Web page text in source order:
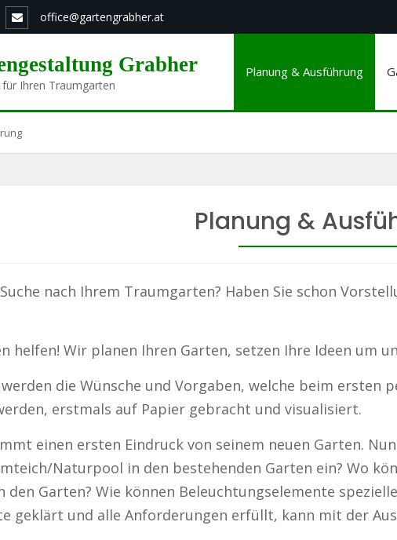
office@gartengrabher.at
Grabher
Ihren Traumgarten
Planung & Ausführung
Planung &
nach Ihrem Traumgarten? Haben Sie schon
helfen! Wir planen Ihren Garten, setzen Ihre Ideen um
die Wünsche und Vorgaben, welche beim ersten
erstmals auf Papier gebracht und visualisiert.
einen ersten Eindruck von seinem neuen Garten.
Naturpool in den bestehenden Garten ein? Wo
Garten? Wie können Beleuchtungselemente
geklärt und alle Anforderungen erfüllt, kann mit der